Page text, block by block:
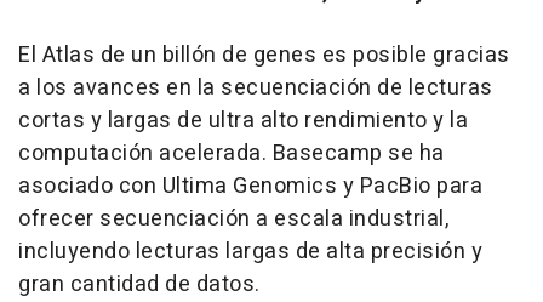
El Atlas de un billón de genes es posible gracias
a los avances en la secuenciación de lecturas
cortas y largas de ultra alto rendimiento y la
computación acelerada. Basecamp se ha
asociado con Ultima Genomics y PacBio para
ofrecer secuenciación a escala industrial,
incluyendo lecturas largas de alta precisión y
gran cantidad de datos.